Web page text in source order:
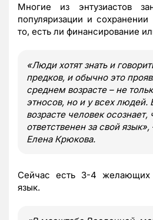
Многие из энтузиастов
популяризации и
то, есть ли финансирование
«Люди хотят знать и
предков, и обычно это
среднем возрасте – не
этносов, но и у всех людей.
возрасте человек осознает,
ответственен за свой язык»,
Елена Крюкова.
Сейчас есть 3-4 желающих
язык.